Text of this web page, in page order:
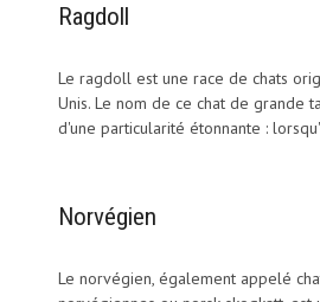
Ragdoll
Le ragdoll est une race de chats
Unis. Le nom de ce chat de grande
d'une particularité étonnante :
Norvégien
Le norvégien, également appelé